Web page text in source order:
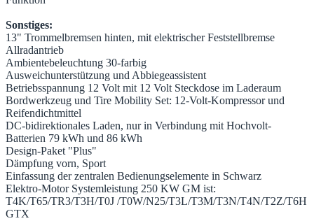
Sonstiges:
13" Trommelbremsen hinten, mit elektrischer Feststellbremse
Allradantrieb
Ambientebeleuchtung 30-farbig
Ausweichunterstützung und Abbiegeassistent
Betriebsspannung 12 Volt mit 12 Volt Steckdose im Laderaum
Bordwerkzeug und Tire Mobility Set: 12-Volt-Kompressor und
Reifendichtmittel
DC-bidirektionales Laden, nur in Verbindung mit Hochvolt-
Batterien 79 kWh und 86 kWh
Design-Paket "Plus"
Dämpfung vorn, Sport
Einfassung der zentralen Bedienungselemente in Schwarz
Elektro-Motor Systemleistung 250 KW GM ist:
T4K/T65/TR3/T3H/T0J /T0W/N25/T3L/T3M/T3N/T4N/T2Z/T6H
GTX